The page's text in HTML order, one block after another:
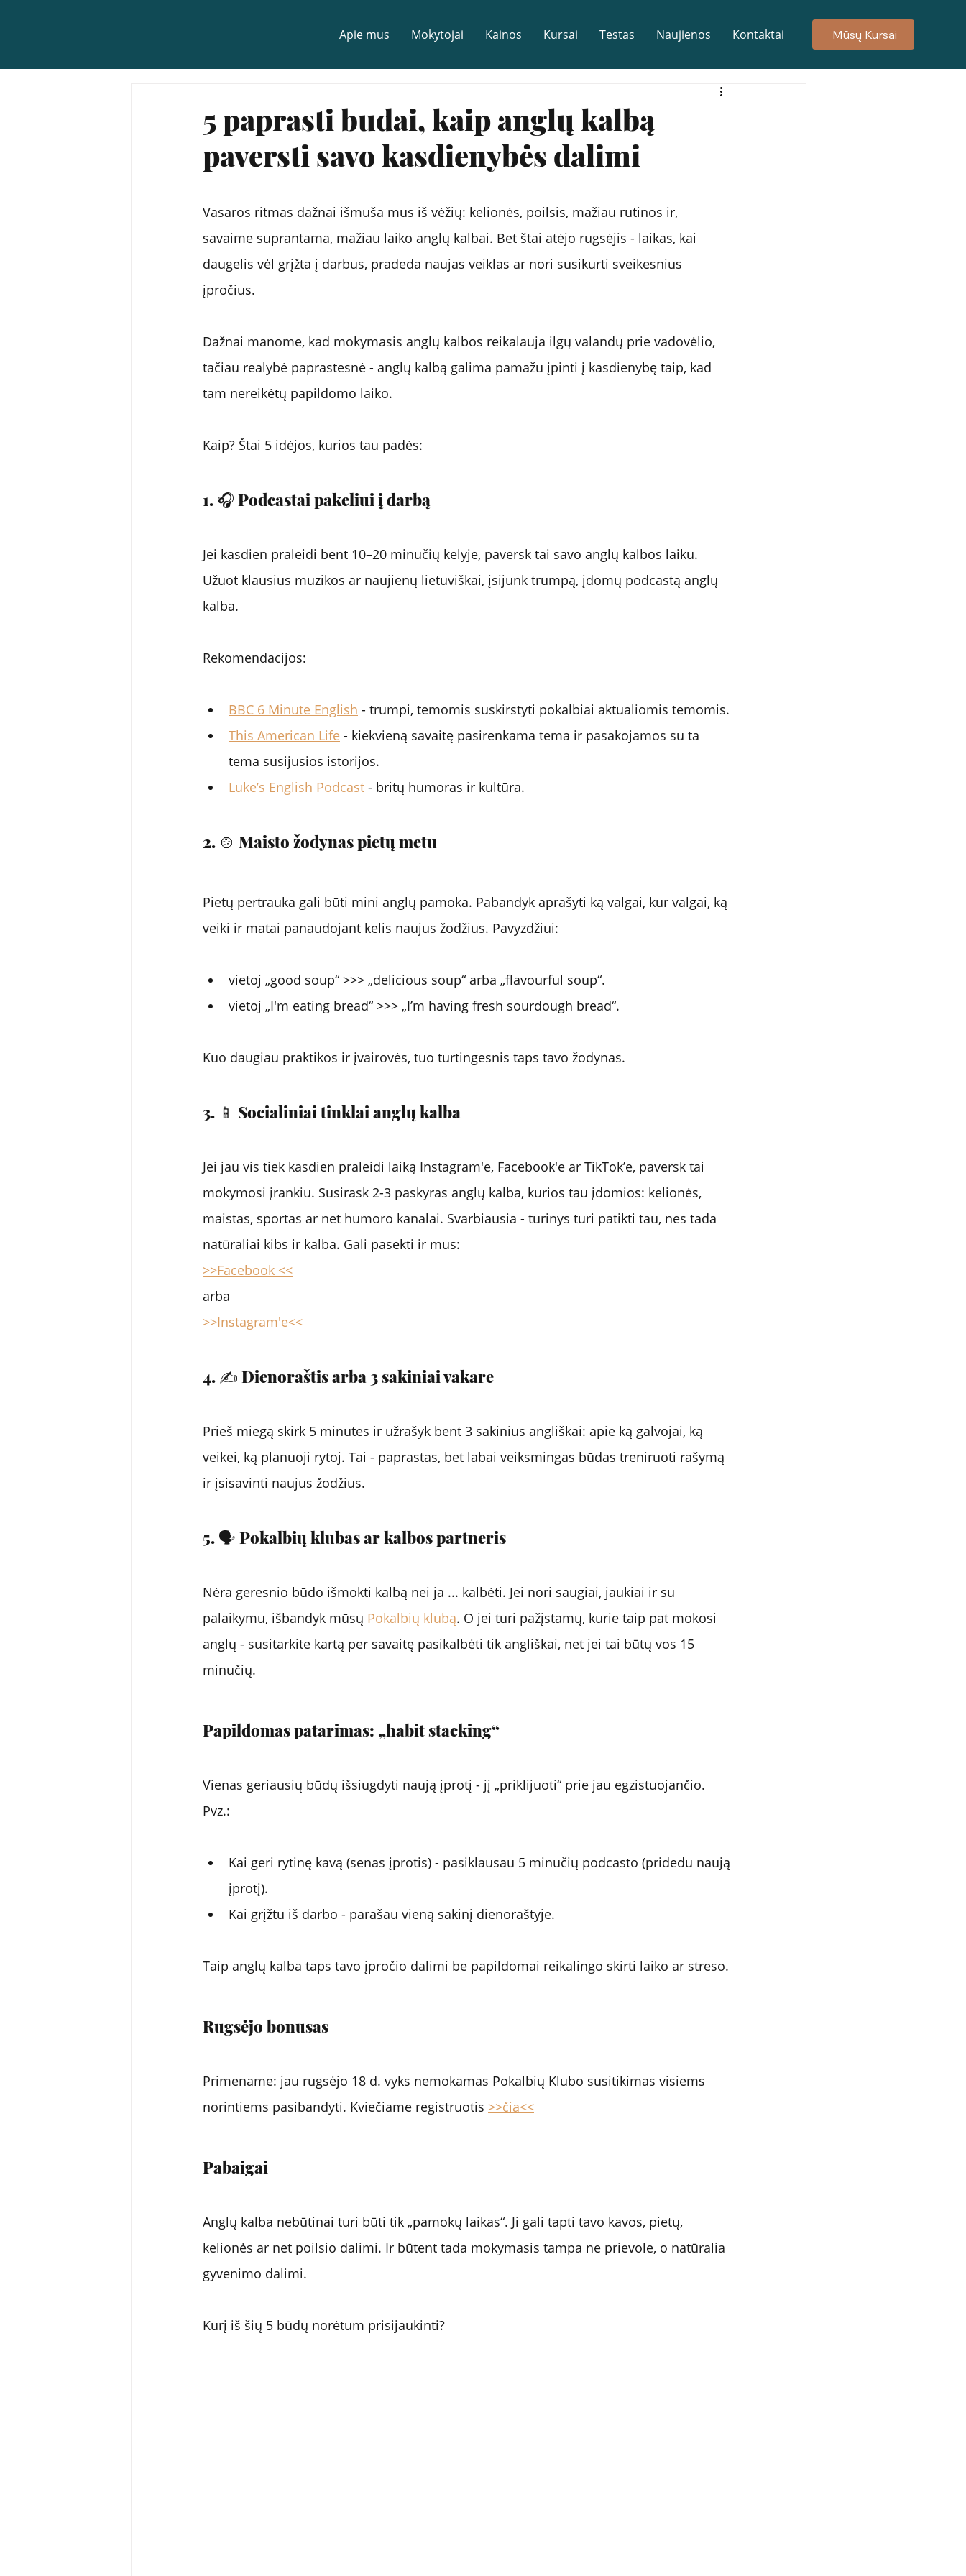
Apie mus Mokytojai Kainos Kursai Testas Naujienos Kontaktai Mūsų Kursai
5 paprasti būdai, kaip anglų kalbą
paversti savo kasdienybės dalimi
Vasaros ritmas dažnai išmuša mus iš vėžių: kelionės, poilsis, mažiau rutinos ir,
savaime suprantama, mažiau laiko anglų kalbai. Bet štai atėjo rugsėjis - laikas, kai
daugelis vėl grįžta į darbus, pradeda naujas veiklas ar nori susikurti sveikesnius
įpročius.
Dažnai manome, kad mokymasis anglų kalbos reikalauja ilgų valandų prie vadovėlio,
tačiau realybė paprastesnė - anglų kalbą galima pamažu įpinti į kasdienybę taip, kad
tam nereikėtų papildomo laiko.
Kaip? Štai 5 idėjos, kurios tau padės:
1. 🎧 Podcastai pakeliui į darbą
Jei kasdien praleidi bent 10–20 minučių kelyje, paversk tai savo anglų kalbos laiku.
Užuot klausius muzikos ar naujienų lietuviškai, įsijunk trumpą, įdomų podcastą anglų
kalba.
Rekomendacijos:
BBC 6 Minute English - trumpi, temomis suskirstyti pokalbiai aktualiomis temomis.
This American Life - kiekvieną savaitę pasirenkama tema ir pasakojamos su ta
tema susijusios istorijos.
Luke’s English Podcast - britų humoras ir kultūra.
2. 🍲 Maisto žodynas pietų metu
Pietų pertrauka gali būti mini anglų pamoka. Pabandyk aprašyti ką valgai, kur valgai, ką
veiki ir matai panaudojant kelis naujus žodžius. Pavyzdžiui:
vietoj „good soup“ >>> „delicious soup“ arba „flavourful soup“.
vietoj „I'm eating bread“ >>> „I’m having fresh sourdough bread“.
Kuo daugiau praktikos ir įvairovės, tuo turtingesnis taps tavo žodynas.
3. 📱 Socialiniai tinklai anglų kalba
Jei jau vis tiek kasdien praleidi laiką Instagram'e, Facebook'e ar TikTok’e, paversk tai
mokymosi įrankiu. Susirask 2-3 paskyras anglų kalba, kurios tau įdomios: kelionės,
maistas, sportas ar net humoro kanalai. Svarbiausia - turinys turi patikti tau, nes tada
natūraliai kibs ir kalba. Gali pasekti ir mus:
>>Facebook <<
arba
>>Instagram'e<<
4. ✍️ Dienoraštis arba 3 sakiniai vakare
Prieš miegą skirk 5 minutes ir užrašyk bent 3 sakinius angliškai: apie ką galvojai, ką
veikei, ką planuoji rytoj. Tai - paprastas, bet labai veiksmingas būdas treniruoti rašymą
ir įsisavinti naujus žodžius.
5. 🗣️ Pokalbių klubas ar kalbos partneris
Nėra geresnio būdo išmokti kalbą nei ja ... kalbėti. Jei nori saugiai, jaukiai ir su
palaikymu, išbandyk mūsų Pokalbių klubą. O jei turi pažįstamų, kurie taip pat mokosi
anglų - susitarkite kartą per savaitę pasikalbėti tik angliškai, net jei tai būtų vos 15
minučių.
Papildomas patarimas: „habit stacking“
Vienas geriausių būdų išsiugdyti naują įprotį - jį „priklijuoti“ prie jau egzistuojančio.
Pvz.:
Kai geri rytinę kavą (senas įprotis) - pasiklausau 5 minučių podcasto (pridedu naują
įprotį).
Kai grįžtu iš darbo - parašau vieną sakinį dienoraštyje.
Taip anglų kalba taps tavo įpročio dalimi be papildomai reikalingo skirti laiko ar streso.
Rugsėjo bonusas
Primename: jau rugsėjo 18 d. vyks nemokamas Pokalbių Klubo susitikimas visiems
norintiems pasibandyti. Kviečiame registruotis >>čia<<
Pabaigai
Anglų kalba nebūtinai turi būti tik „pamokų laikas“. Ji gali tapti tavo kavos, pietų,
kelionės ar net poilsio dalimi. Ir būtent tada mokymasis tampa ne prievole, o natūralia
gyvenimo dalimi.
Kurį iš šių 5 būdų norėtum prisijaukinti?